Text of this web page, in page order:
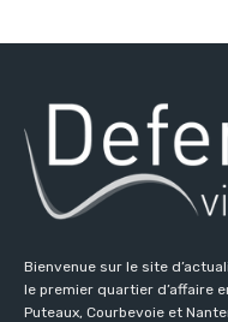
Bienvenue sur le site
le premier quartier d’affaire
Puteaux, Courbevoie et